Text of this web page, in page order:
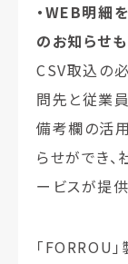
・WEB明細
のお知らせ
CSV取込の
問先と従業
備考欄の活
らせができ
ービスが提供
「FORROU」